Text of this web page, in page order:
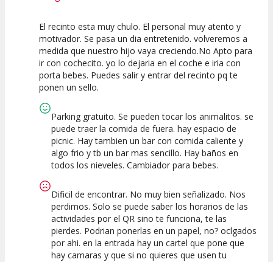
10
Calidad de la
Actividad
10
Atención del
Personal /
Guia
El recinto esta muy chulo. El personal muy atento y
motivador. Se pasa un dia entretenido. volveremos a
medida que nuestro hijo vaya creciendo.No Apto para
ir con cochecito. yo lo dejaria en el coche e iria con
porta bebes. Puedes salir y entrar del recinto pq te
ponen un sello.
Parking gratuito. Se pueden tocar los animalitos. se
puede traer la comida de fuera. hay espacio de
picnic. Hay tambien un bar con comida caliente y
algo frio y tb un bar mas sencillo. Hay baños en
todos los nieveles. Cambiador para bebes.
Dificil de encontrar. No muy bien señalizado. Nos
perdimos. Solo se puede saber los horarios de las
actividades por el QR sino te funciona, te las
pierdes. Podrian ponerlas en un papel, no? oclgados
por ahi. en la entrada hay un cartel que pone que
hay camaras y que si no quieres que usen tu